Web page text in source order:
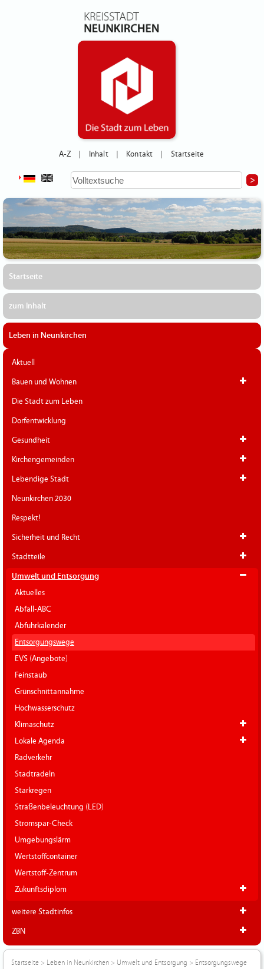
A-Z Inhalt Kontakt Startseite
Startseite
zum Inhalt
Leben in Neunkirchen
Aktuell
Bauen und Wohnen
Die Stadt zum Leben
Dorfentwicklung
Gesundheit
Kirchengemeinden
Lebendige Stadt
Neunkirchen 2030
Respekt!
Sicherheit und Recht
Stadtteile
Umwelt und Entsorgung
Aktuelles
Abfall-ABC
Abfuhrkalender
Entsorgungswege
EVS (Angebote)
Feinstaub
Grünschnittannahme
Hochwasserschutz
Klimaschutz
Lokale Agenda
Radverkehr
Stadtradeln
Starkregen
Straßenbeleuchtung (LED)
Stromspar-Check
Umgebungslärm
Wertstoffcontainer
Wertstoff-Zentrum
Zukunftsdiplom
weitere Stadtinfos
ZBN
Startseite > Leben in Neunkirchen > Umwelt und Entsorgung > Entsorgungswege